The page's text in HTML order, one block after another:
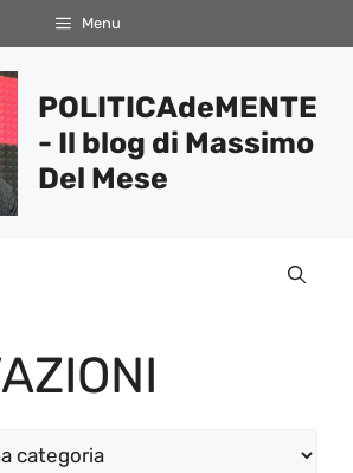
Menu
POLITICAdeMENTE
- Il blog di Massimo
Del Mese